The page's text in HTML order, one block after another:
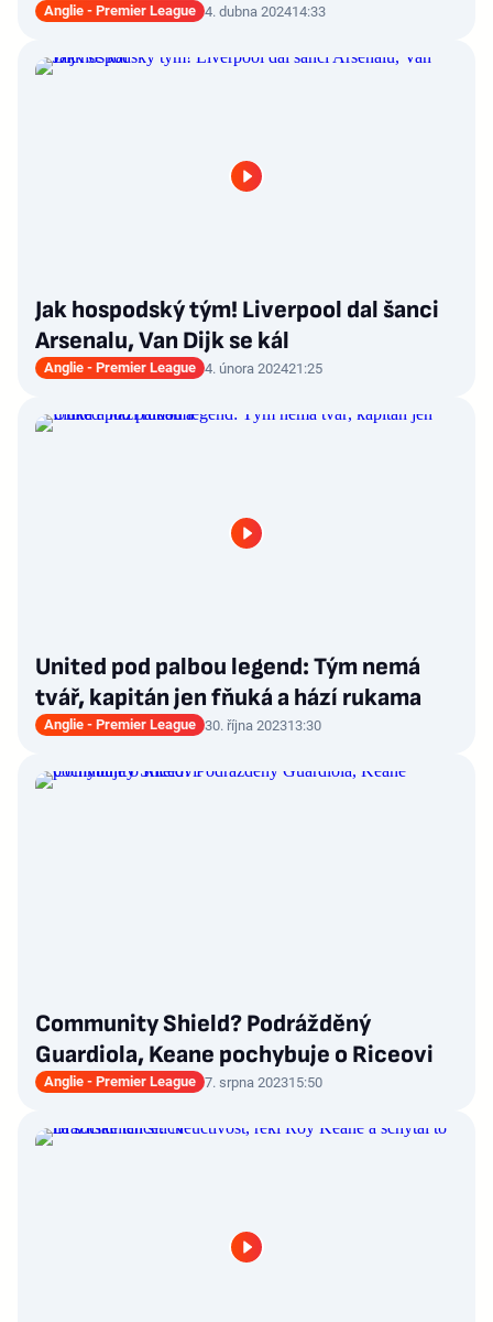
Anglie - Premier League 4. dubna 202414:33
Jak hospodský tým! Liverpool dal šanci
Arsenalu, Van Dijk se kál
Anglie - Premier League 4. února 202421:25
United pod palbou legend: Tým nemá
tvář, kapitán jen fňuká a hází rukama
Anglie - Premier League 30. října 202313:30
Community Shield? Podrážděný
Guardiola, Keane pochybuje o Riceovi
Anglie - Premier League 7. srpna 202315:50